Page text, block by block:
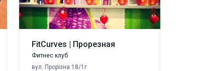
FitCurves | Прорезная
Фитнес клуб
вул. Прорізна 18/1г